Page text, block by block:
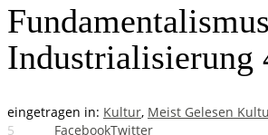
Industrialisierung
eingetragen in: Kultur, Meist Gelesen
5
FacebookTwitter